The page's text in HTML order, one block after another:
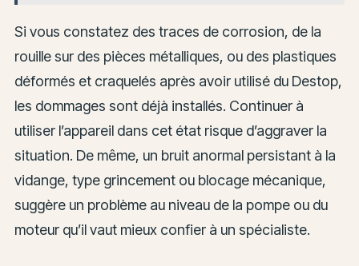
Si vous constatez des traces de corrosion, de la
rouille sur des pièces métalliques, ou des plastiques
déformés et craquelés après avoir utilisé du Destop,
les dommages sont déjà installés. Continuer à
utiliser l’appareil dans cet état risque d’aggraver la
situation. De même, un bruit anormal persistant à la
vidange, type grincement ou blocage mécanique,
suggère un problème au niveau de la pompe ou du
moteur qu’il vaut mieux confier à un spécialiste.